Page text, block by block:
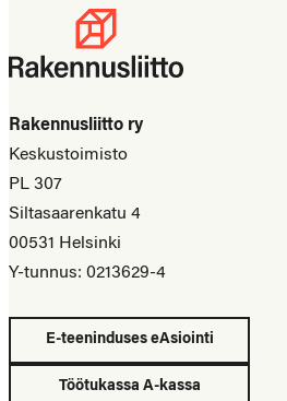
Rakennusliitto ry
Keskustoimisto
PL 307
Siltasaarenkatu 4
00531 Helsinki
Y-tunnus: 0213629-4
E-teeninduses eAsiointi
Töötukassa A-kassa